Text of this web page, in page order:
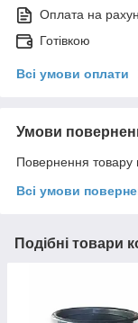
Оплата на
Готівкою
Всі умови оплати
Умови
Повернення товару
Всі умови
Подібні товари